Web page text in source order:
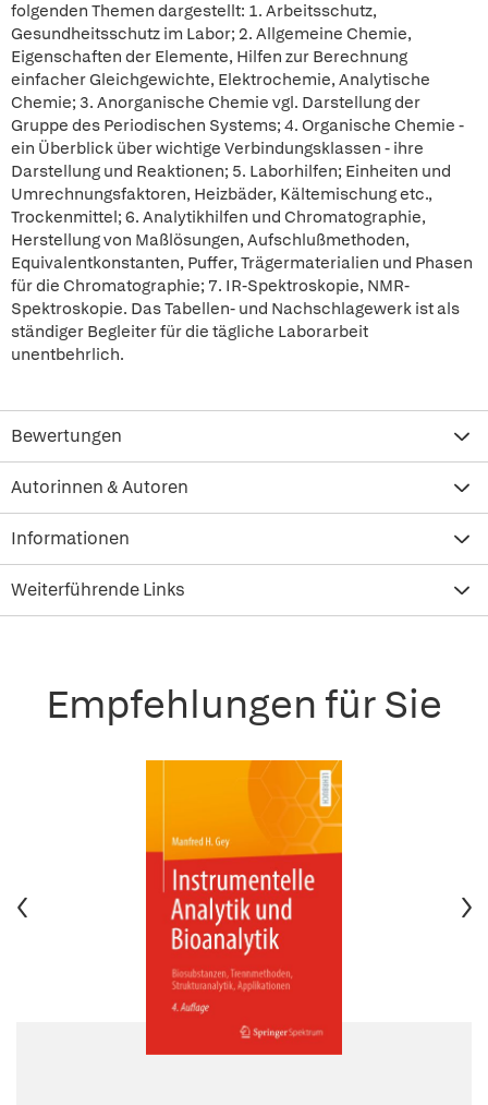
folgenden Themen dargestellt: 1. Arbeitsschutz,
Gesundheitsschutz im Labor; 2. Allgemeine Chemie,
Eigenschaften der Elemente, Hilfen zur Berechnung
einfacher Gleichgewichte, Elektrochemie, Analytische
Chemie; 3. Anorganische Chemie vgl. Darstellung der
Gruppe des Periodischen Systems; 4. Organische Chemie -
ein Überblick über wichtige Verbindungsklassen - ihre
Darstellung und Reaktionen; 5. Laborhilfen; Einheiten und
Umrechnungsfaktoren, Heizbäder, Kältemischung etc.,
Trockenmittel; 6. Analytikhilfen und Chromatographie,
Herstellung von Maßlösungen, Aufschlußmethoden,
Equivalentkonstanten, Puffer, Trägermaterialien und Phasen
für die Chromatographie; 7. IR-Spektroskopie, NMR-
Spektroskopie. Das Tabellen- und Nachschlagewerk ist als
ständiger Begleiter für die tägliche Laborarbeit
unentbehrlich.
Bewertungen
Autorinnen & Autoren
Informationen
Weiterführende Links
Empfehlungen für Sie